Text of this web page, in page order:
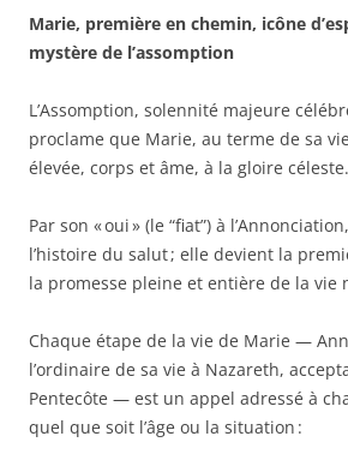
Marie, première en chemin, icône
mystère de l’assomption
L’Assomption, solennité majeure
proclame que Marie, au terme de sa
élevée, corps et âme, à la gloire céleste.
Par son « oui » (le “fiat”) à
l’histoire du salut ; elle devient la
la promesse pleine et entière de la vie
Chaque étape de la vie de Marie —
l’ordinaire de sa vie à Nazareth,
Pentecôte — est un appel adressé à
quel que soit l’âge ou la situation :